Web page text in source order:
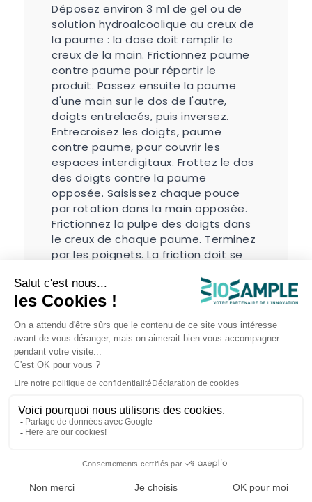
Déposez environ 3 ml de gel ou de
solution hydroalcoolique au creux de
la paume : la dose doit remplir le
creux de la main. Frictionnez paume
contre paume pour répartir le
produit. Passez ensuite la paume
d'une main sur le dos de l'autre,
doigts entrelacés, puis inversez.
Entrecroisez les doigts, paume
contre paume, pour couvrir les
espaces interdigitaux. Frottez le dos
des doigts contre la paume
opposée. Saisissez chaque pouce
par rotation dans la main opposée.
Frictionnez la pulpe des doigts dans
le creux de chaque paume. Terminez
par les poignets. La friction doit se
complet. Si vos mains sont encore
humides, la dose ou le temps étaient
Cette gestuelle s'inscrit dans le
cadre des 5 moments de l'hygiène
des mains définis par l'OMS : avant le
contact patient, avant un geste
aseptique, après un risque
d'exposition à un liquide biologique,
après le contact patient, et après le
patient. En pratique, un soignant
réalise entre 20 et 40 frictions par
poste. La régularité du geste compte